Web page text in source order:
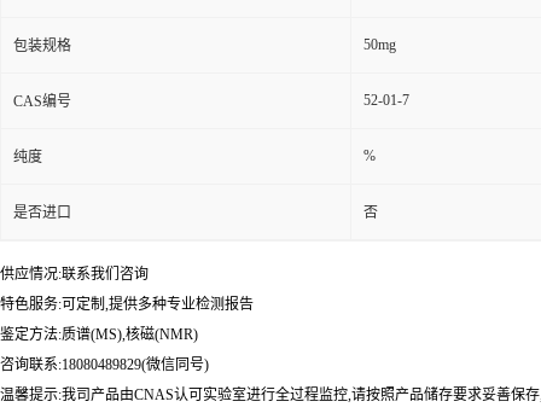
包装规格 50mg
CAS编号 52-01-7
纯度 %
是否进口 否
供应情况:联系我们咨询
特色服务:可定制,提供多种专业检测报告
鉴定方法:质谱(MS),核磁(NMR)
咨询联系:18080489829(微信同号)
温馨提示:我司产品由CNAS认可实验室进行全过程监控,请按照产品储存要求妥善保